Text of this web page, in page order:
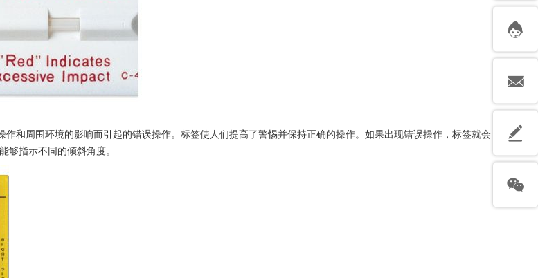
和周围环境的影响而引起的错误操作。标签使人们提高了警惕并保持正确的操作。如果出现错误操作，标签就会
够指示不同的倾斜角度。